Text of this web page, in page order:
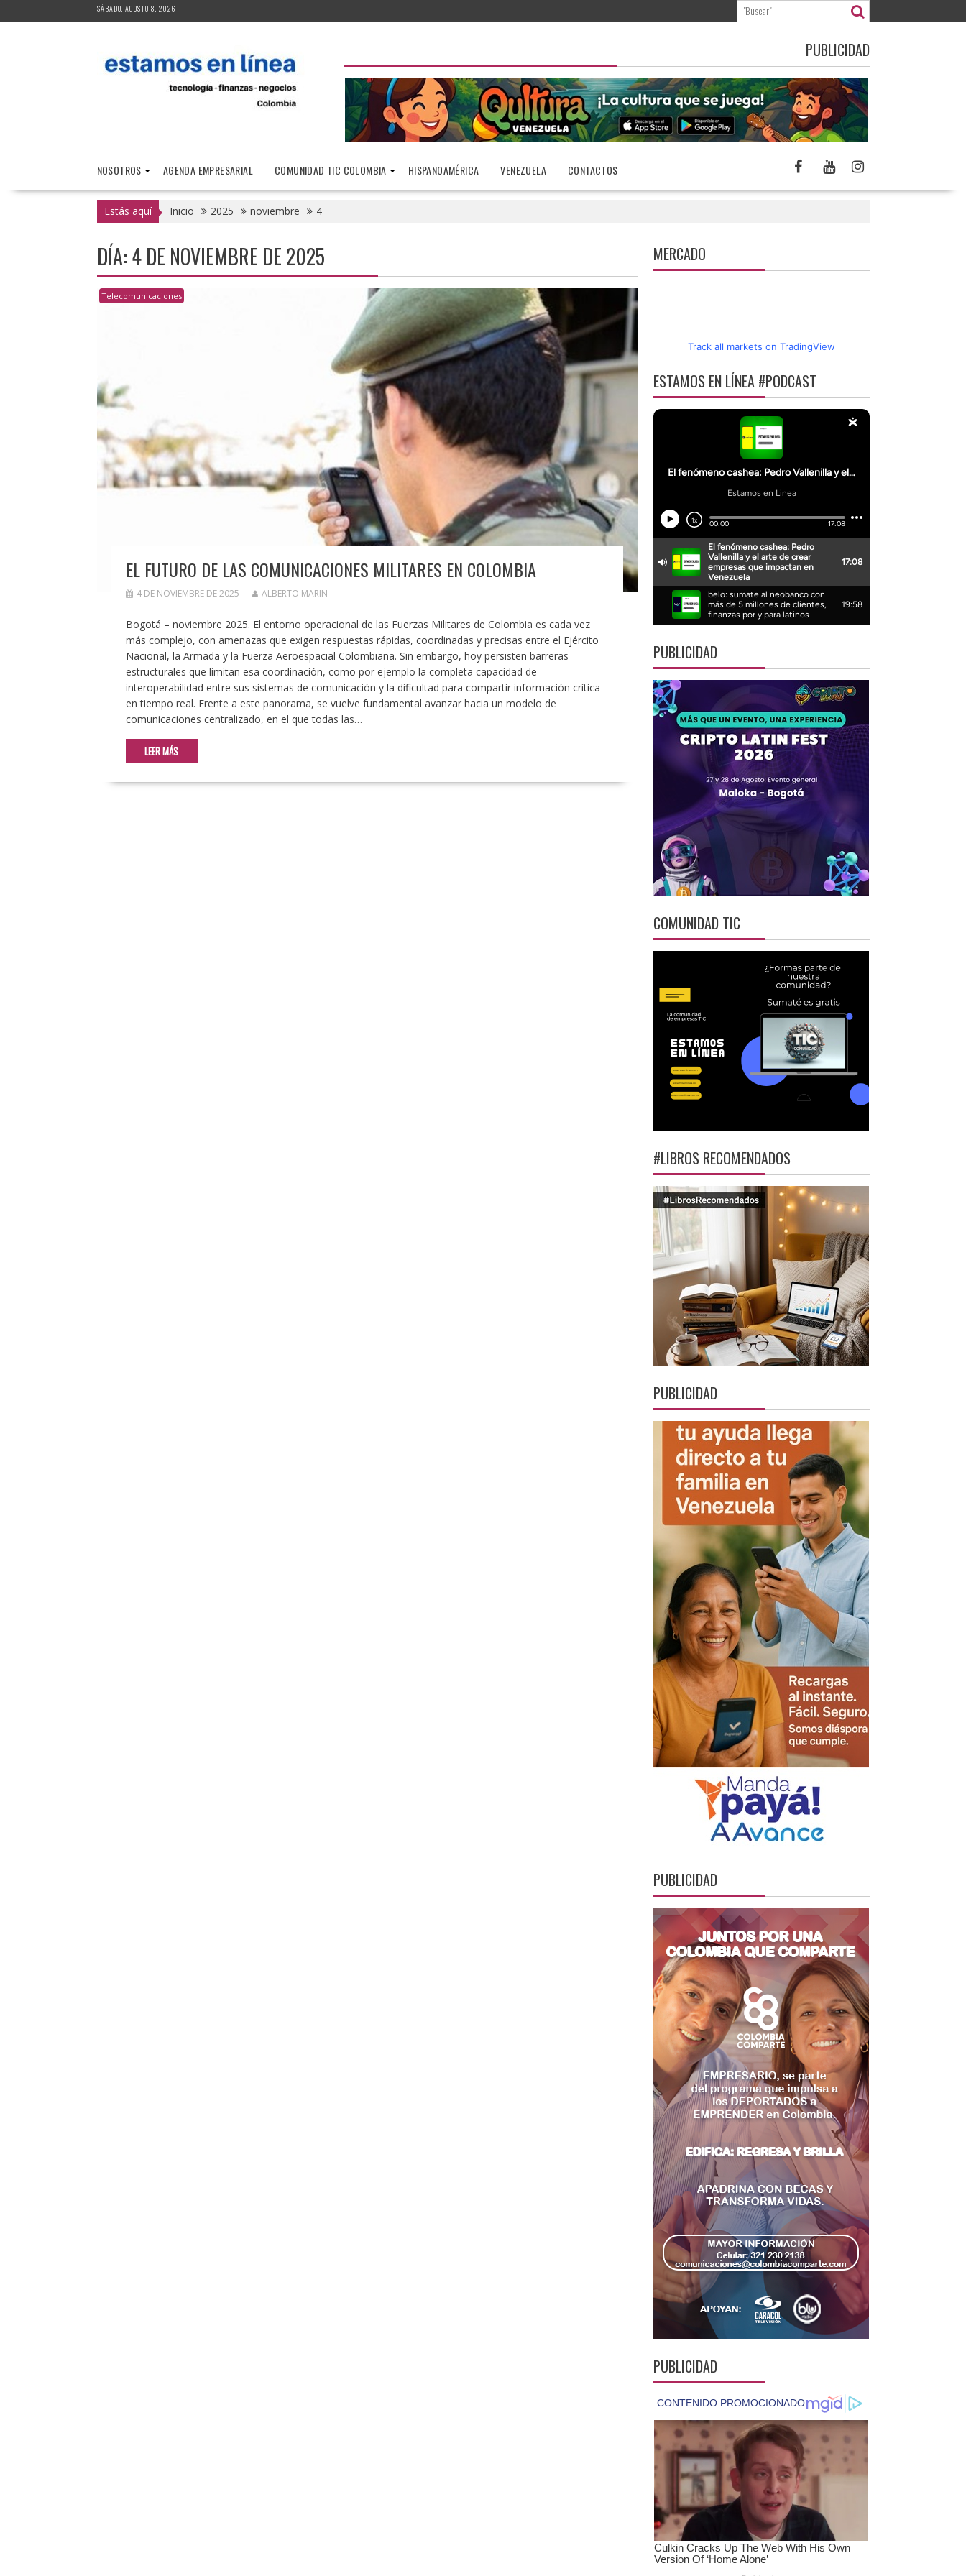
al
SÁBADO, AGOSTO 8, 2026
PUBLICIDAD
NOSOTROS AGENDA EMPRESARIAL COMUNIDAD TIC COLOMBIA HISPANOAMÉRICA VENEZUELA CONTACTOS
Estás aquí Inicio 2025 noviembre 4
DÍA:4 DE NOVIEMBRE DE 2025
Telecomunicaciones
EL FUTURO DE LAS COMUNICACIONES MILITARES EN COLOMBIA
4 DE NOVIEMBRE DE 2025 ALBERTO MARIN
Bogotá – noviembre 2025. El entorno operacional de las Fuerzas Militares de Colombia es cada vez
más complejo, con amenazas que exigen respuestas rápidas, coordinadas y precisas entre el Ejército
Nacional, la Armada y la Fuerza Aeroespacial Colombiana. Sin embargo, hoy persisten barreras
estructurales que limitan esa coordinación, como por ejemplo la completa capacidad de
interoperabilidad entre sus sistemas de comunicación y la dificultad para compartir información crítica
en tiempo real. Frente a este panorama, se vuelve fundamental avanzar hacia un modelo de
comunicaciones centralizado, en el que todas las…
LEER MÁS
MERCADO
Track all markets on TradingView
ESTAMOS EN LÍNEA #PODCAST
PUBLICIDAD
COMUNIDAD TIC
#LIBROS RECOMENDADOS
PUBLICIDAD
PUBLICIDAD
PUBLICIDAD